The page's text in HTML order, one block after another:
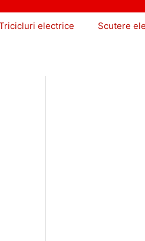
electrice Scutere